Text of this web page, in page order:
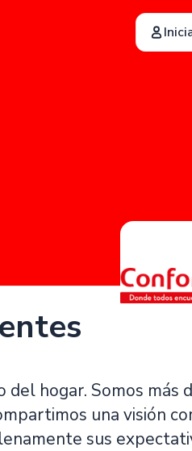
hogar. Somos más
una visión
sus